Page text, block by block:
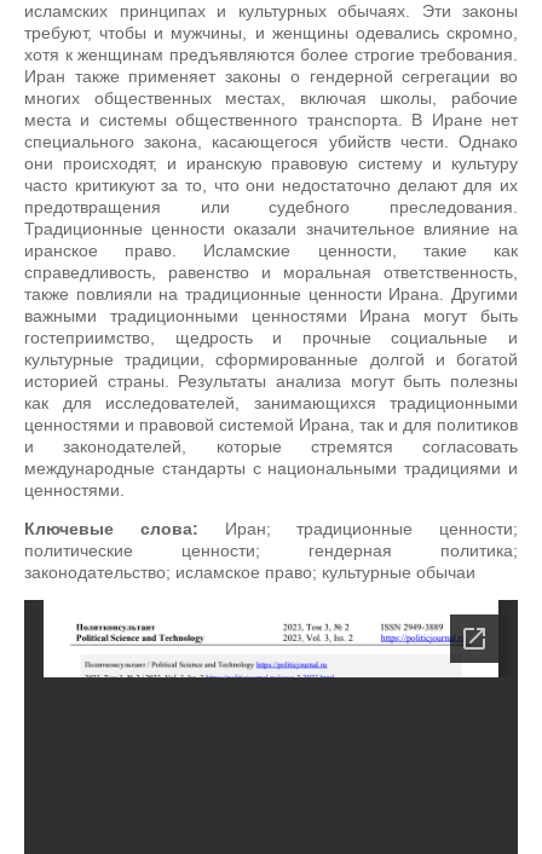
исламских принципах и культурных обычаях. Эти законы
требуют, чтобы и мужчины, и женщины одевались скромно,
хотя к женщинам предъявляются более строгие требования.
Иран также применяет законы о гендерной сегрегации во
многих общественных местах, включая школы, рабочие
места и системы общественного транспорта. В Иране нет
специального закона, касающегося убийств чести. Однако
они происходят, и иранскую правовую систему и культуру
часто критикуют за то, что они недостаточно делают для их
предотвращения или судебного преследования.
Традиционные ценности оказали значительное влияние на
иранское право. Исламские ценности, такие как
справедливость, равенство и моральная ответственность,
также повлияли на традиционные ценности Ирана. Другими
важными традиционными ценностями Ирана могут быть
гостеприимство, щедрость и прочные социальные и
культурные традиции, сформированные долгой и богатой
историей страны. Результаты анализа могут быть полезны
как для исследователей, занимающихся традиционными
ценностями и правовой системой Ирана, так и для политиков
и законодателей, которые стремятся согласовать
международные стандарты с национальными традициями и
ценностями.
Ключевые слова: Иран; традиционные ценности;
политические ценности; гендерная политика;
законодательство; исламское право; культурные обычаи